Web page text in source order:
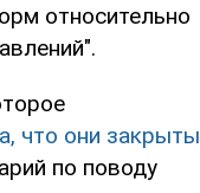
относительно
что они закрыты
по поводу